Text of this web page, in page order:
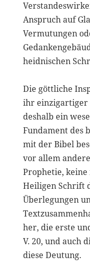
Anspruch auf
Vermutungen
heidnischen
Die göttliche
ihr einzigartiger
deshalb ein
Fundament des
mit der Bibel
vor allem
Prophetie,
Heiligen Schrift
Überlegungen
her, die erste
V. 20, und auch
diese Deutung.